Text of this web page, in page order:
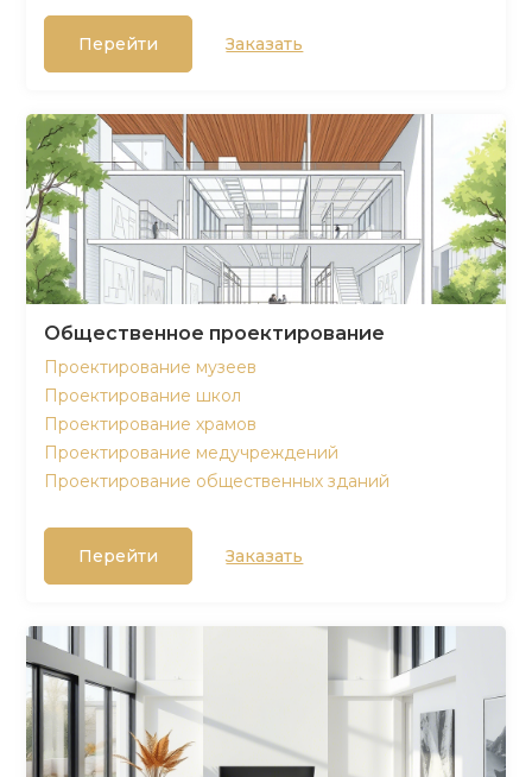
Перейти Заказать
Общественное проектирование
Проектирование музеев
Проектирование школ
Проектирование храмов
Проектирование медучреждений
Проектирование общественных зданий
Перейти Заказать